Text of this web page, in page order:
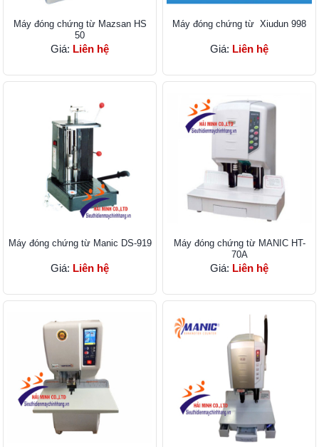
Máy đóng chứng từ Mazsan HS
50
Giá: Liên hệ
Máy đóng chứng từ Xiudun 998
Giá: Liên hệ
Máy đóng chứng từ Manic DS-919
Giá: Liên hệ
Máy đóng chứng từ MANIC HT-
70A
Giá: Liên hệ